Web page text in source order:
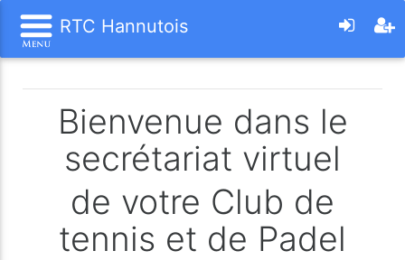
RTC Hannutois
Bienvenue dans le
secrétariat virtuel
de votre Club de
tennis et de Padel